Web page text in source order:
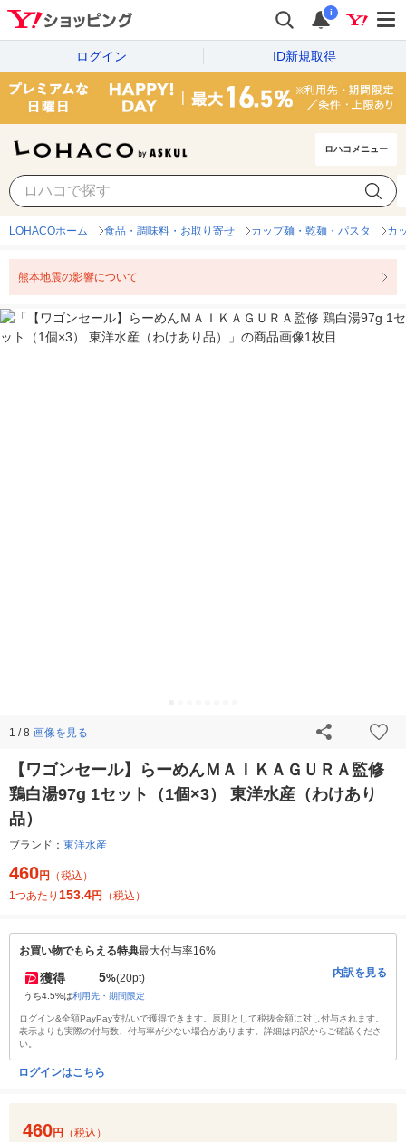
i
ログイン ID新規取得
ロハコメニュー
LOHACOホーム 食品・調味料・お取り寄せ カップ麺・乾麺・パスタ カ
熊本地震の影響について
1 / 8 画像を見る
【ワゴンセール】らーめんＭＡＩＫＡＧＵＲＡ監修
鶏白湯97g 1セット（1個×3） 東洋水産（わけあり
品）
ブランド： 東洋水産
460円
（税込）
1つあたり 153.4円 （税込）
お買い物でもらえる特典最大付与率16%
獲得 5%(20pt)
うち4.5%は利用先・期間限定
内訳を見る
ログイン&全額PayPay支払いで獲得できます。原則として税抜金額に対し付与されます。
表示よりも実際の付与数、付与率が少ない場合があります。詳細は内訳からご確認くださ
い。
ログインはこちら
460円
（税込）